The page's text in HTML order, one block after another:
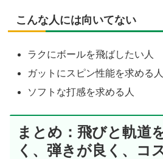
こんな人には向いてない
ラクにボールを飛ばしたい人
ガットにスピン性能を求める人
ソフトな打感を求める人
まとめ：飛びと軌道
く、弾きが良く、コ